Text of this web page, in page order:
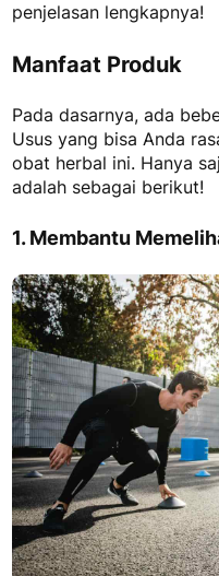
penjelasan lengkapnya!
Manfaat Produk
Pada dasarnya, ada
Usus yang bisa Anda
obat herbal ini. Hanya
adalah sebagai berikut!
1. Membantu